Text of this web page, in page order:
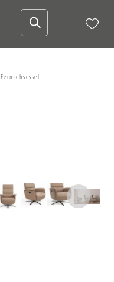
Fernsehsessel